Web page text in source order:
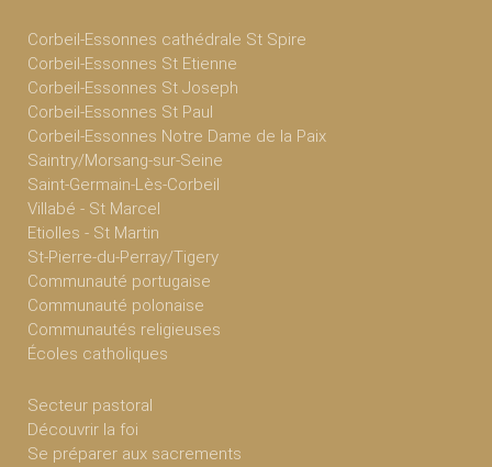
Corbeil-Essonnes cathédrale St Spire
Corbeil-Essonnes St Etienne
Corbeil-Essonnes St Joseph
Corbeil-Essonnes St Paul
Corbeil-Essonnes Notre Dame de la Paix
Saintry/Morsang-sur-Seine
Saint-Germain-Lès-Corbeil
Villabé - St Marcel
Etiolles - St Martin
St-Pierre-du-Perray/Tigery
Communauté portugaise
Communauté polonaise
Communautés religieuses
Écoles catholiques
Secteur pastoral
Découvrir la foi
Se préparer aux sacrements